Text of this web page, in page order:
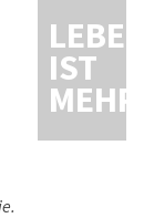
LEBEN
IST
MEHR